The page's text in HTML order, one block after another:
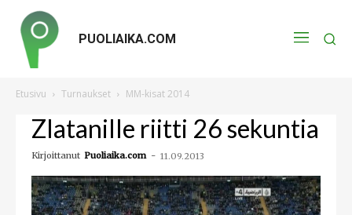
PUOLIAIKA.COM
Etusivu Turnaukset MM-kisat 2014
Zlatanille riitti 26 sekuntia
Kirjoittanut Puoliaika.com - 11.09.2013